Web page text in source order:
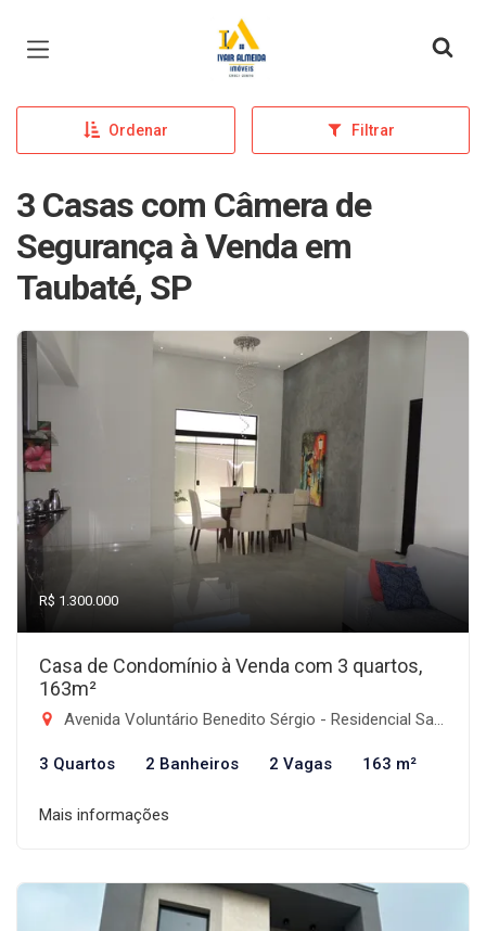
Página inicial
Ordenar Filtrar
3 Casas com Câmera de
Segurança à Venda em
Taubaté, SP
R$ 1.300.000
Casa de Condomínio à Venda com 3 quartos,
163m²
Avenida Voluntário Benedito Sérgio - Residencial Santa Izabel, Taubaté-SP
3 Quartos 2 Banheiros 2 Vagas 163 m²
Mais informações